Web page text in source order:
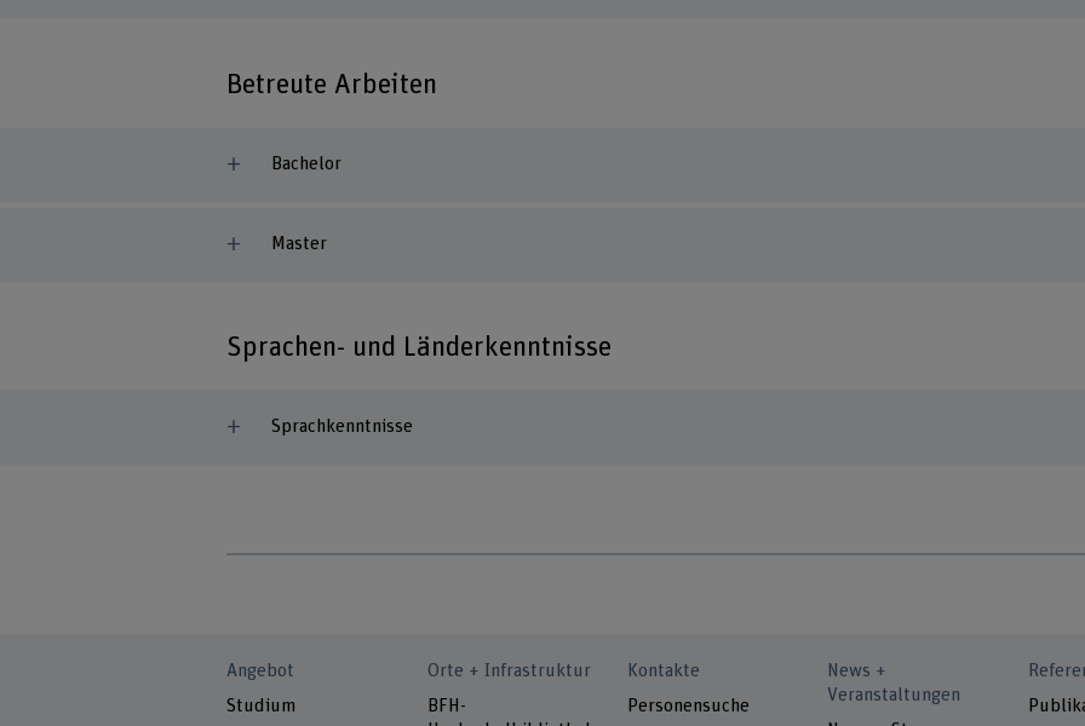
Betreute Arbeiten
Bachelor
Master
Sprachen- und Länderkenntnisse
Sprachkenntnisse
Angebot
Studium
Orte + Infrastruktur
BFH-
Kontakte
Personensuche
News +
Veranstaltungen